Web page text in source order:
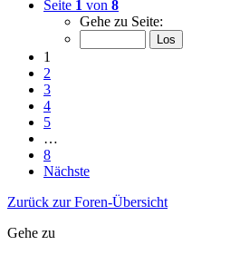
Seite 1 von 8
Gehe zu Seite:
1
2
3
4
5
…
8
Nächste
Zurück zur Foren-Übersicht
Gehe zu